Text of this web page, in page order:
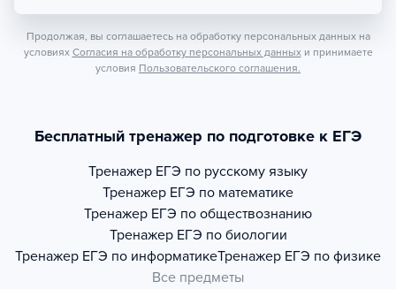
Продолжая, вы соглашаетесь на обработку персональных данных на
условиях Согласия на обработку персональных данных и принимаете
условия Пользовательского соглашения.
Бесплатный тренажер по подготовке к ЕГЭ
Тренажер ЕГЭ по русскому языку
Тренажер ЕГЭ по математике
Тренажер ЕГЭ по обществознанию
Тренажер ЕГЭ по биологии
Тренажер ЕГЭ по информатикеТренажер ЕГЭ по физике
Все предметы